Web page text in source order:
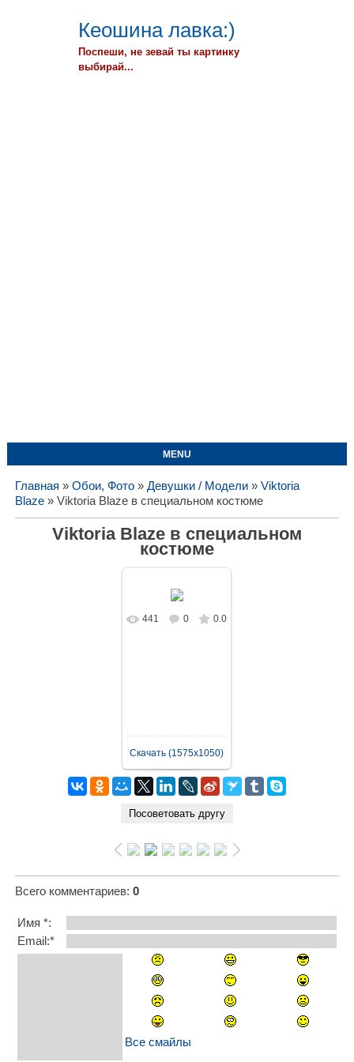
Кеошина лавка:)
Поспеши, не зевай ты картинку
выбирай...
MENU
Главная » Обои, Фото» Девушки / Модели» Viktoria
Blaze» Viktoria Blaze в специальном костюме
Viktoria Blaze в специальном
костюме
В реальном
441 0 0.0
Скачать (1575x1050)
Всего комментариев: 0
Имя *:
Email:*
Все смайлы